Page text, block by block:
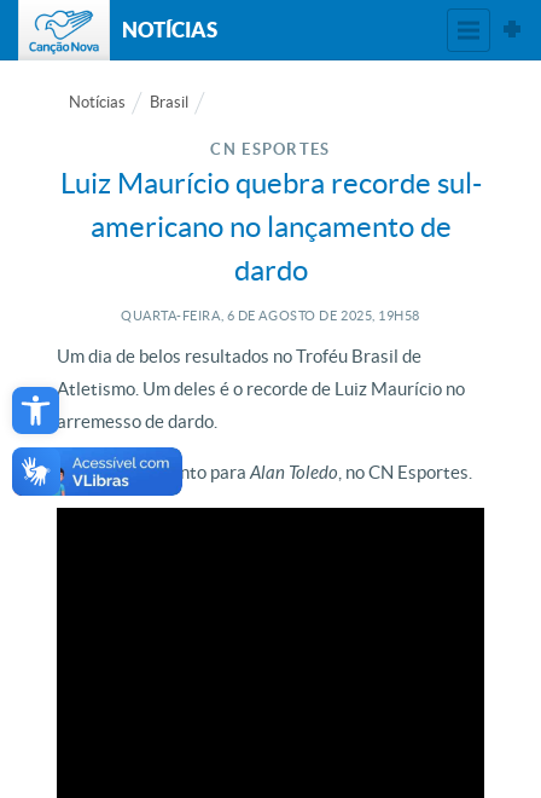
Open toolbar
NOTÍCIAS
Notícias Brasil
CN ESPORTES
Luiz Maurício quebra recorde sul-
americano no lançamento de
dardo
QUARTA-FEIRA, 6 DE AGOSTO DE 2025, 19H58
Um dia de belos resultados no Troféu Brasil de
Atletismo. Um deles é o recorde de Luiz Maurício no
arremesso de dardo.
Mas isso é assunto paraAlan Toledo , no CN Esportes.